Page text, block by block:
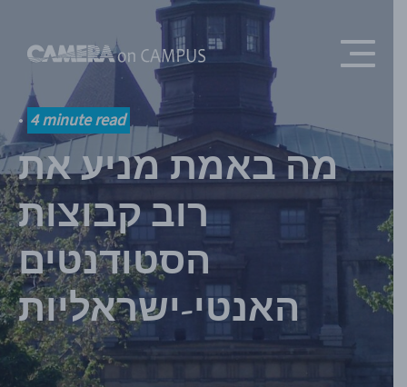
• 4 minute read
מה באמת מניע את
רוב קבוצות
הסטודנטים
האנטי-ישראליות